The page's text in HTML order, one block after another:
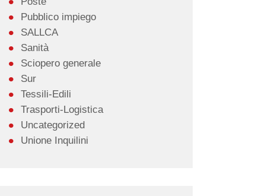
Pubblico impiego
SALLCA
Sanità
Sciopero generale
Sur
Tessili-Edili
Trasporti-Logistica
Uncategorized
Unione Inquilini